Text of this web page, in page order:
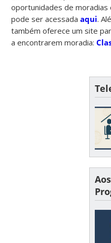
oportunidades de moradias
pode ser acessadaaqui.
também oferece um site
a encontrarem moradia: